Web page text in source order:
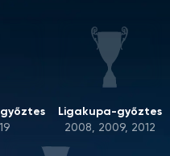
Ligakupa-győztes
2008, 2009, 2012